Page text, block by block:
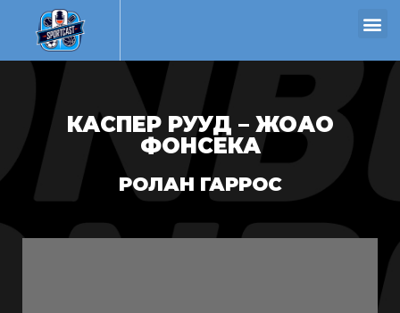
КАСПЕР РУУД – ЖОАО
ФОНСЕКА
РОЛАН ГАРРОС